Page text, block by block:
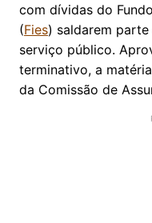
com dívidas do
(Fies) saldarem
serviço público.
terminativo, a
da Comissão de